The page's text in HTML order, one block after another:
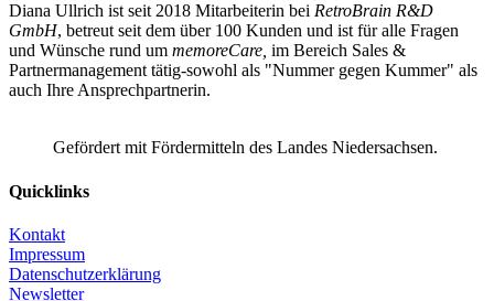
Diana Ullrich ist seit 2018 Mitarbeiterin bei RetroBrain R&D
GmbH, betreut seit dem über 100 Kunden und ist für alle Fragen
und Wünsche rund um memoreCare, im Bereich Sales &
Partnermanagement tätig-sowohl als "Nummer gegen Kummer" als
auch Ihre Ansprechpartnerin.
Gefördert mit Fördermitteln des Landes Niedersachsen.
Quicklinks
Kontakt
Impressum
Datenschutzerklärung
Newsletter